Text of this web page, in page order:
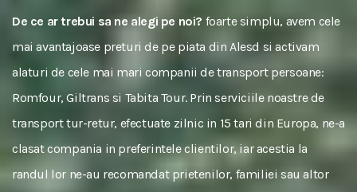
De ce ar trebui sa ne alegi pe noi? foarte simplu, avem cele
mai avantajoase preturi de pe piata din Alesd si activam
alaturi de cele mai mari companii de transport persoane:
Romfour, Giltrans si Tabita Tour. Prin serviciile noastre de
transport tur-retur, efectuate zilnic in 15 tari din Europa, ne-a
clasat compania in preferintele clientilor, iar acestia la
randul lor ne-au recomandat prietenilor, familiei sau altor